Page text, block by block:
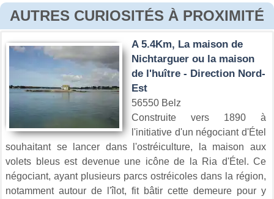
AUTRES CURIOSITÉS À PROXIMITÉ
A 5.4Km, La maison de
Nichtarguer ou la maison
de l'huître - Direction Nord-
Est
56550 Belz
Construite vers 1890 à
l'initiative d'un négociant d'Étel
souhaitant se lancer dans l'ostréiculture, la maison aux
volets bleus est devenue une icône de la Ria d'Étel. Ce
négociant, ayant plusieurs parcs ostréicoles dans la région,
notamment autour de l'îlot, fit bâtir cette demeure pour y